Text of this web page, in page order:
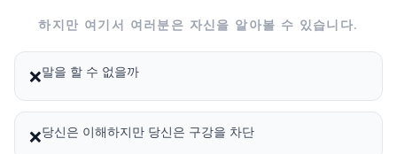
하지만 여기서 여러분은 자신을 알아볼 수 있습니다.
❌말을 할 수 없을까
❌당신은 이해하지만 당신은 구강을 차단